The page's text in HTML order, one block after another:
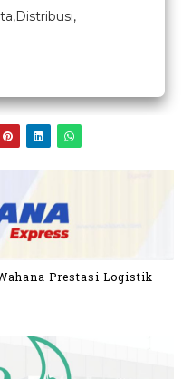
Prestasi Logistik